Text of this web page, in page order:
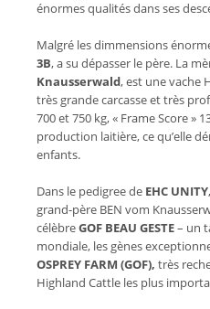
énormes qualités dans ses
Malgré les dimmensions
3B, a su dépasser le père. La
Knausserwald, est une vache
très grande carcasse et très
700 et 750 kg, « Frame Score »
production laitière, ce qu’elle
enfants.
Dans le pedigree de EHC UNITY
grand-père BEN vom
célèbreGOF BEAU GESTE– un
mondiale, les gènes
OSPREY FARM (GOF), très
Highland Cattle les plus